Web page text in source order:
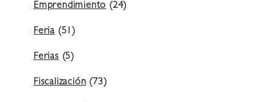
Emprendimiento (24)
Feria (51)
Ferias (5)
Fiscalización (73)